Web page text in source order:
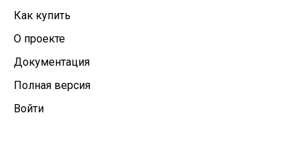
Как купить
О проекте
Документация
Полная версия
Войти